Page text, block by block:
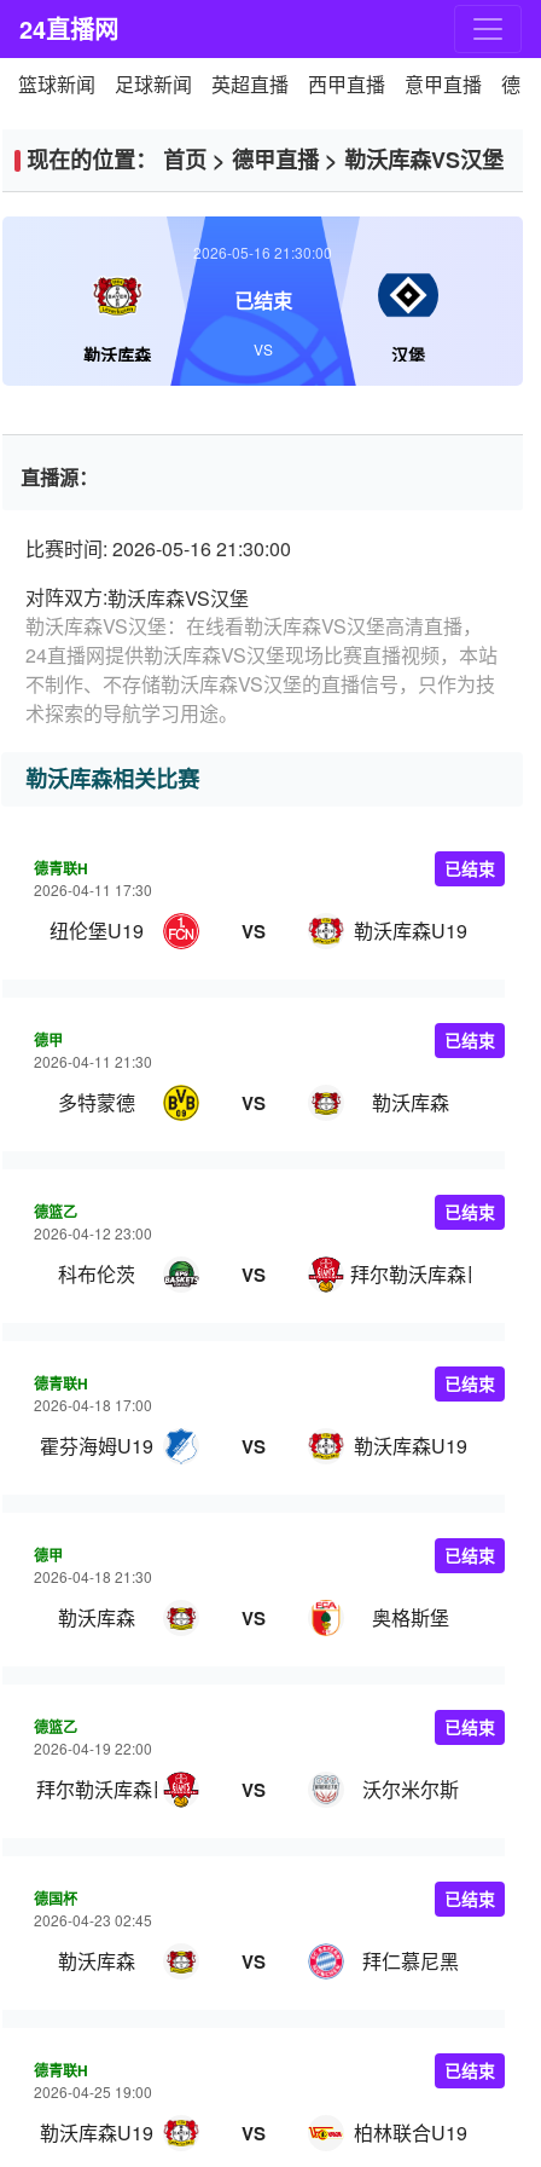
24直播网
篮球新闻 足球新闻 英超直播 西甲直播 意甲直播 德
现在的位置： 首页 > 德甲直播> 勒沃库森VS汉堡
勒沃库森 汉堡
2026-05-16 21:30:00
已结束
VS
直播源：
比赛时间: 2026-05-16 21:30:00
对阵双方:勒沃库森VS汉堡
勒沃库森VS汉堡：在线看勒沃库森VS汉堡高清直播，
24直播网提供勒沃库森VS汉堡现场比赛直播视频，本站
不制作、不存储勒沃库森VS汉堡的直播信号，只作为技
术探索的导航学习用途。
勒沃库森相关比赛
德青联H
2026-04-11 17:30
纽伦堡U19 VS 勒沃库森U19
已结束
德甲
2026-04-11 21:30
多特蒙德 VS 勒沃库森
已结束
德篮乙
2026-04-12 23:00
科布伦茨 VS 拜尔勒沃库森巨人
已结束
德青联H
2026-04-18 17:00
霍芬海姆U19 VS 勒沃库森U19
已结束
德甲
2026-04-18 21:30
勒沃库森 VS 奥格斯堡
已结束
德篮乙
2026-04-19 22:00
拜尔勒沃库森巨人 VS 沃尔米尔斯
已结束
德国杯
2026-04-23 02:45
勒沃库森 VS 拜仁慕尼黑
已结束
德青联H
2026-04-25 19:00
勒沃库森U19 VS 柏林联合U19
已结束